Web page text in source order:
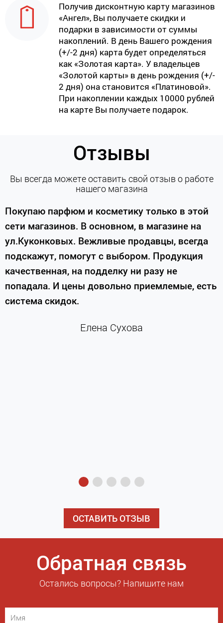
Получив дисконтную карту магазинов
«Ангел», Вы получаете скидки и
подарки в зависимости от суммы
накоплений. В день Вашего рождения
(+/-2 дня) карта будет определяться
как «Золотая карта». У владельцев
«Золотой карты» в день рождения (+/-
2 дня) она становится «Платиновой».
При накоплении каждых 10000 рублей
на карте Вы получаете подарок.
Отзывы
Вы всегда можете оставить свой отзыв о работе
нашего магазина
Покупаю парфюм и косметику только в этой
сети магазинов. В основном, в магазине на
ул.Куконковых. Вежливые продавцы, всегда
подскажут, помогут с выбором. Продукция
качественная, на подделку ни разу не
попадала. И цены довольно приемлемые, есть
система скидок.
Елена Сухова
ОСТАВИТЬ ОТЗЫВ
Обратная связь
Остались вопросы? Напишите нам